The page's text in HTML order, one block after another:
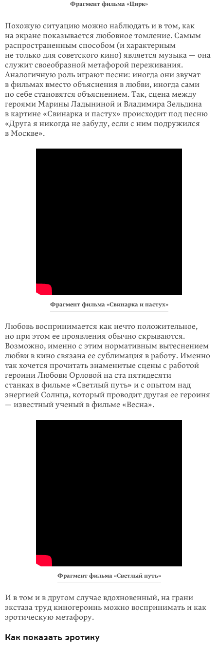
Фрагмент фильма «Цирк»
Похожую ситуацию можно наблюдать и в том, как
на экране показывается любовное томление. Самым
распространенным способом (и характерным
не только для советского кино) является музыка — она
служит своеобразной метафорой переживания.
Аналогичную роль играют песни: иногда они звучат
в фильмах вместо объяснения в любви, иногда сами
по себе становятся объяснением. Так, сцена между
героями Марины Ладыниной и Владимира Зельдина
в картине «Свинарка и пастух» происходит под песню
«Друга я никогда не забуду, если с ним подружился
в Москве».
Фрагмент фильма «Свинарка и пастух»
Любовь воспринимается как нечто положительное,
но при этом ее проявления обычно скрываются.
Возможно, именно с этим нормативным вытеснением
любви в кино связана ее сублимация в работу. Именно
так хочется прочитать знаменитые сцены с работой
героини Любови Орловой на ста пятидесяти
станках в фильме «Светлый путь» и с опытом над
энергией Солнца, который проводит другая ее героиня
— известный ученый в фильме «Весна».
Фрагмент фильма «Светлый путь»
И в том и в другом случае вдохновенный, на грани
экстаза труд киногероинь можно воспринимать и как
эротическую метафору.
Как показать эротику